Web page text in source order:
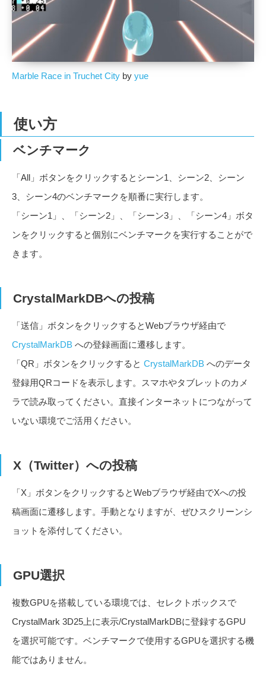
Marble Race in Truchet City by yue
使い方
ベンチマーク
「All」ボタンをクリックするとシーン1、シーン2、シーン
3、シーン4のベンチマークを順番に実行します。
「シーン1」、「シーン2」、「シーン3」、「シーン4」ボタ
ンをクリックすると個別にベンチマークを実行することがで
きます。
CrystalMarkDBへの投稿
「送信」ボタンをクリックするとWebブラウザ経由で
CrystalMarkDB への登録画面に遷移します。
「QR」ボタンをクリックすると CrystalMarkDB へのデータ
登録用QRコードを表示します。スマホやタブレットのカメ
ラで読み取ってください。直接インターネットにつながって
いない環境でご活用ください。
X（Twitter）への投稿
「X」ボタンをクリックするとWebブラウザ経由でXへの投
稿画面に遷移します。手動となりますが、ぜひスクリーンシ
ョットを添付してください。
GPU選択
複数GPUを搭載している環境では、セレクトボックスで
CrystalMark 3D25上に表示/CrystalMarkDBに登録するGPU
を選択可能です。ベンチマークで使用するGPUを選択する機
能ではありません。